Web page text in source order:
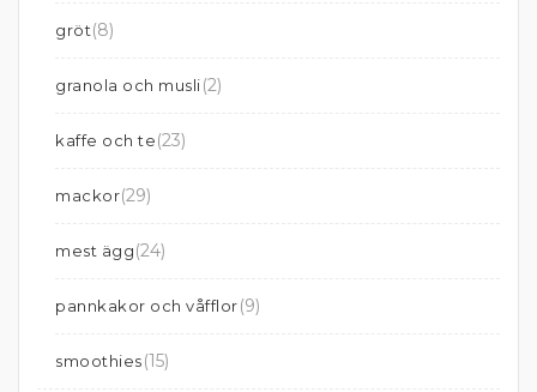
gröt(8)
granola och musli(2)
kaffe och te(23)
mackor(29)
mest ägg(24)
pannkakor och våfflor(9)
smoothies(15)